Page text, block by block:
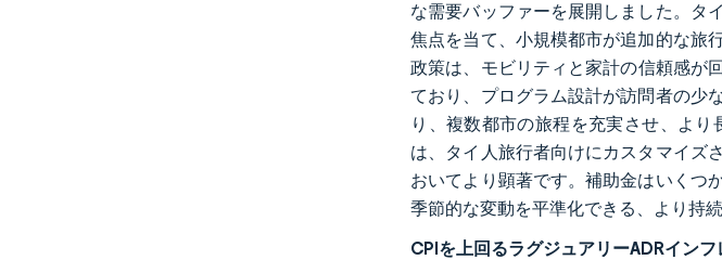
な需要バッファーを展開しました。タ
焦点を当て、小規模都市が追加的な旅
政策は、モビリティと家計の信頼感が
ており、プログラム設計が訪問者の少
り、複数都市の旅程を充実させ、よ
は、タイ人旅行者向けにカスタマイズ
おいてより顕著です。補助金はいくつ
季節的な変動を平準化できる、より持
CPIを上回るラグジュアリーADRインフ